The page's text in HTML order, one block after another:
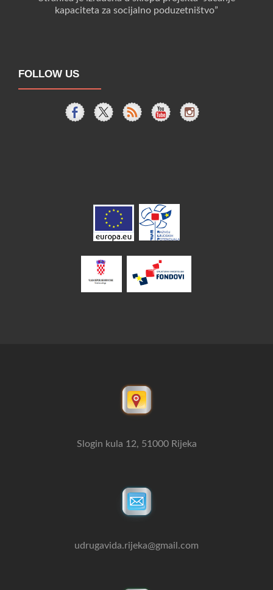
kapaciteta za socijalno poduzetništvo”
FOLLOW US
Slogin kula 12, 51000 Rijeka
udrugavida.rijeka@gmail.com